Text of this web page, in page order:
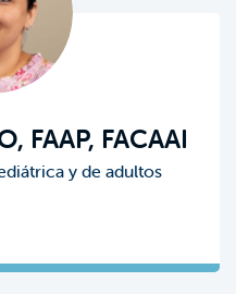
FAAP, FACAAI
y de adultos